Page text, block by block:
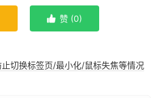
 赞 (0)
止切换标签页/最小化/鼠标失焦等情况